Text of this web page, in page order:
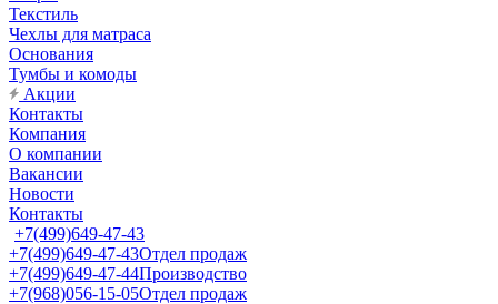
Текстиль
Чехлы для матраса
Основания
Тумбы и комоды
Акции
Контакты
Компания
О компании
Вакансии
Новости
Контакты
+7(499)649-47-43
+7(499)649-47-43Отдел продаж
+7(499)649-47-44Производство
+7(968)056-15-05Отдел продаж